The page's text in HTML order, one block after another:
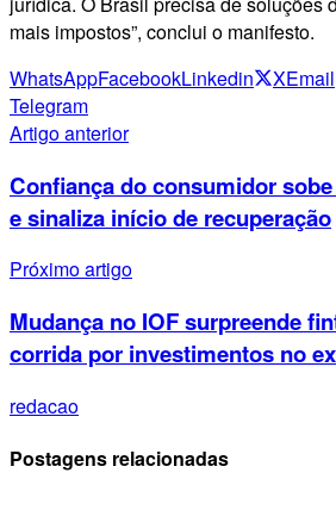
mais impostos”, conclui o manifesto.
WhatsAppFacebookLinkedin XEmail
Telegram
Artigo anterior
Confiança do consumidor
e sinaliza início de recuperação
Próximo artigo
Mudança no IOF surpreende
corrida por investimentos no
redacao
Postagens relacionadas